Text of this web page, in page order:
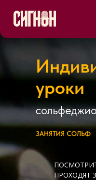
уроки
З|
ПРОХОДЯТ